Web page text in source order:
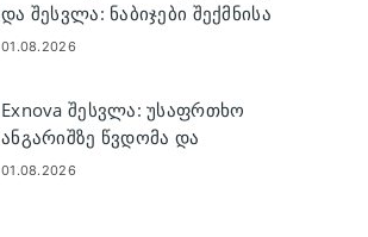
და შესვლა: ნაბიჯები შექმნისა
და წვდომისთვის
01.08.2026
Exnova შესვლა: უსაფრთხო
ანგარიშზე წვდომა და
პრობლემების მოგვარება
01.08.2026